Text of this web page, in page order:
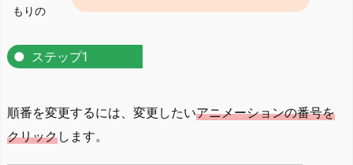
もりの
ステップ1
順番を変更するには、変更したいアニメーションの番号を
クリックします。